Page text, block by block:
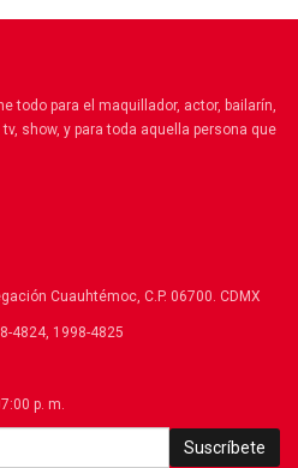
todo para el maquillador, actor, bailarín,
show, y para toda aquella persona que
Cuauhtémoc, C.P. 06700. CDMX
4824, 1998-4825
p. m.
Suscríbete